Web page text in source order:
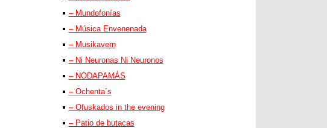
– Mundofonías
– Música Envenenada
– Musikavern
– Ni Neuronas Ni Neuronos
– NODAPAMÁS
– Ochenta´s
– Ofuskados in the evening
– Patio de butacas